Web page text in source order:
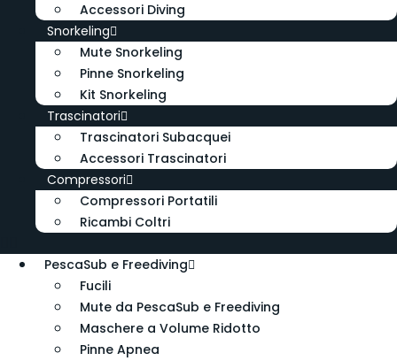
Accessori Diving
Snorkeling
Mute Snorkeling
Pinne Snorkeling
Kit Snorkeling
Trascinatori
Trascinatori Subacquei
Accessori Trascinatori
Compressori
Compressori Portatili
Ricambi Coltri
PescaSub e Freediving
Fucili
Mute da PescaSub e Freediving
Maschere a Volume Ridotto
Pinne Apnea